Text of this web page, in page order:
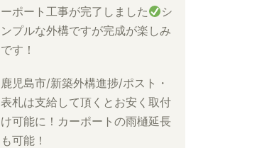
ーポート工事が完了しました
シ
ンプルな外構ですが完成が楽しみ
です！
鹿児島市/新築外構進捗/ポスト・
表札は支給して頂くとお安く取付
け可能に！カーポートの雨樋延長
も可能！